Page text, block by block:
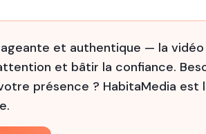
et authentique — la
et bâtir la confiance.
présence ? HabitaMedia est